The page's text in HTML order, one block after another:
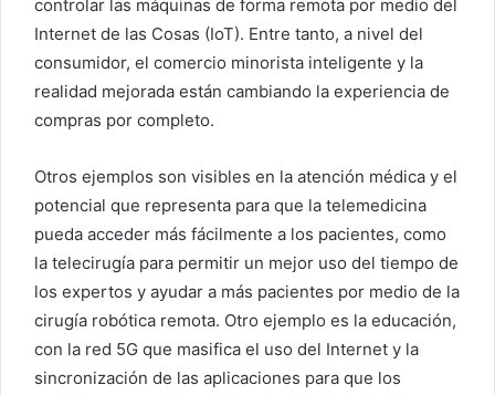
controlar las máquinas de forma remota por medio del
Internet de las Cosas (IoT). Entre tanto, a nivel del
consumidor, el comercio minorista inteligente y la
realidad mejorada están cambiando la experiencia de
compras por completo.
Otros ejemplos son visibles en la atención médica y el
potencial que representa para que la telemedicina
pueda acceder más fácilmente a los pacientes, como
la telecirugía para permitir un mejor uso del tiempo de
los expertos y ayudar a más pacientes por medio de la
cirugía robótica remota. Otro ejemplo es la educación,
con la red 5G que masifica el uso del Internet y la
sincronización de las aplicaciones para que los